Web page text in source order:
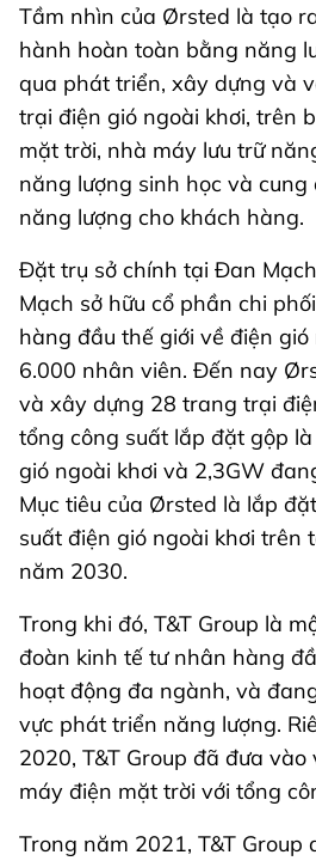
Tầm nhìn của Ørsted là tạo
hành hoàn toàn bằng năng
qua phát triển, xây dựng và
trại điện gió ngoài khơi, trên
mặt trời, nhà máy lưu trữ
năng lượng sinh học và
năng lượng cho khách hàng.
Đặt trụ sở chính tại Đan
Mạch sở hữu cổ phần chi
hàng đầu thế giới về điện
6.000 nhân viên. Đến nay
và xây dựng 28 trang trại
tổng công suất lắp đặt gộp
gió ngoài khơi và 2,3GW
Mục tiêu của Ørsted là lắp
suất điện gió ngoài khơi trên
năm 2030.
Trong khi đó, T&T Group là
đoàn kinh tế tư nhân hàng
hoạt động đa ngành, và
vực phát triển năng lượng.
2020, T&T Group đã đưa
máy điện mặt trời với tổng
Trong năm 2021, T&T Group